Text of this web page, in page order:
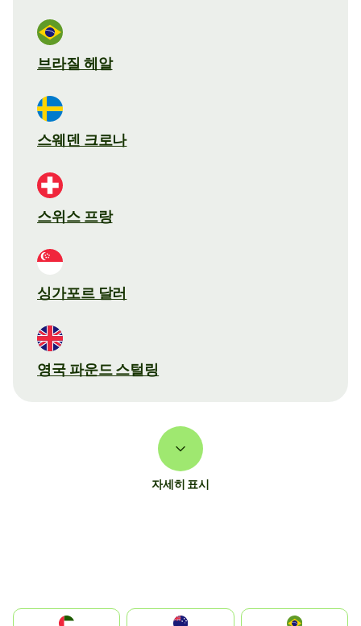
브라질 헤알
스웨덴 크로나
스위스 프랑
싱가포르 달러
영국 파운드 스털링
자세히 표시